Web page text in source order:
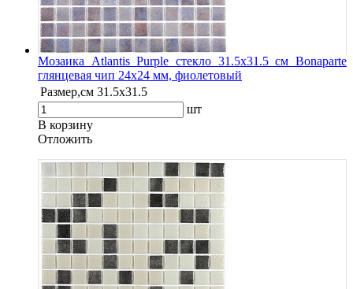
Мозаика Atlantis Purple стекло 31.5х31.5 см Bonaparte
глянцевая чип 24х24 мм, фиолетовый
Размер,см 31.5х31.5
шт
В корзину
Oтложить